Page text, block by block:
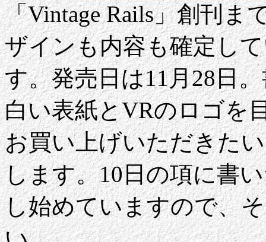
「Vintage Rails」創刊ま
ザインも内容も確定し
す。発売日は11月28日
白い表紙とVRのロゴを
お買い上げいただきた
します。10日の項に書
し始めていますので、